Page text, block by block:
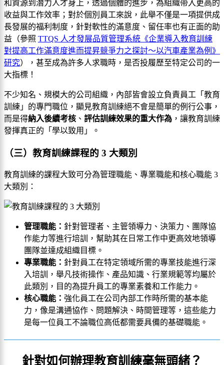
和資源到潛力人才身上，透過個體的進步，為組織帶入更高的
收益與工作效率；對於個別員工來說，此舉不僅是一項提供成
長發展的福利制度，針對軟性的滿意度、留任率也有正面的助
益（參照 TTQS 人才發展品質管理系統《企業導入教育訓練
對提高工作滿意度進而提昇競爭力之探討～以汽車產業為例》
研究），甚至成為許多人求職時，是否投履歷至特定公司的一
大指標！
不少知名、規模大的公司組織，內部皆會設立負責員工「教育
訓練」的專門職位，顯見教育訓練絕不會是簡單的例行公事，
而是得納入後續考核 、 評估訓練效果的重大作為 ，讓教育訓練
發揮真正的「學以致用」。
（三）教育訓練課程的 3 大類別
教育訓練的課程大致可分為管理職能、專業職能和核心職能 3
大類別：
管理職能： 針對管理者、主管領導力、決策力、團隊協
作能力等進行培訓，幫助其在日常工作中更高效地領導
團隊並達成組織目標。
專業職能： 針對員工在特定領域所需的專業技能進行深
入培訓，舉凡技術操作、產品知識、行業規範等均屬於
此類別，目的為提升員工的專業素養和工作能力。
核心職能： 強化員工在公司內部工作時所需的基本能
力，像是溝通協作、問題解決、時間管理等，這些能力
是每一位員工不論職位高低都需要具備的基礎職能。
針對如何辦理教育訓練毫無頭緒？